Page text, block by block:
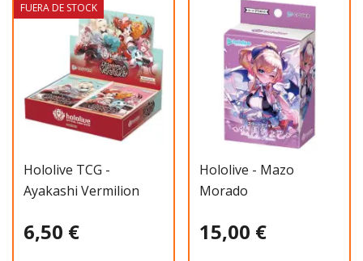
Hololive TCG -
Ayakashi Vermilion
6,50 €
FUERA DE STOCK
Hololive - Mazo
Morado
15,00 €